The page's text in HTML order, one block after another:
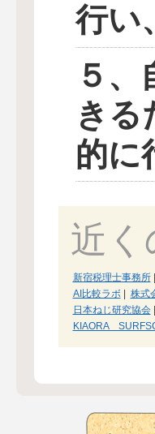
行い、
５
きる
的に
近く
新宿税理士事務所|
AI比較ラボ| 株式
日本ねじ研究協会|
KIAORA